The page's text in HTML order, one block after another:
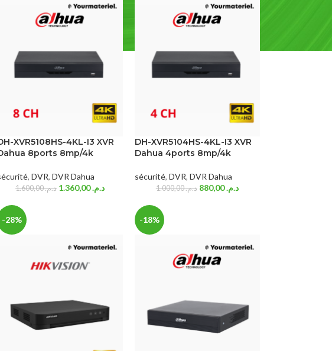
XVR5108HS-4KL-I3 XVR
8ports 8mp/4k
, DVR, DVR Dahua
د.م.1.600,00 د.م.1.360,00
DH-XVR5104HS-4KL-I3 XVR
Dahua 4ports 8mp/4k
sécurité, DVR, DVR Dahua
د.م.1.000,00 د.م.880,00
-28% -18%